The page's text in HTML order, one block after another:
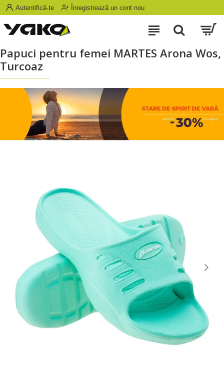
Autentifică-te Înregistrează un cont nou
Papuci pentru femei MARTES Arona Wos,
Turcoaz